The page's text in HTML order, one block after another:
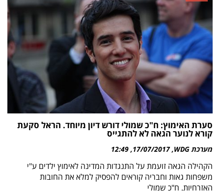
סערת האימוץ: ח"כ שמולי דורש דיון מיוחד. הראל סקעת
קורא לנוער הגאה לא להתגייס
מערכת WDG 17/07/2017
12:49
הקהילה הגאה זועמת על התנגדות המדינה לאימוץ ילדים ע"י
משפחות גאות וחבריה קוראים להפסיק למלא את החובות
האזרחיות. ח"כ שמולי